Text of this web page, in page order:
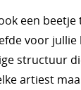
een
voor jullie
structuur
artiest